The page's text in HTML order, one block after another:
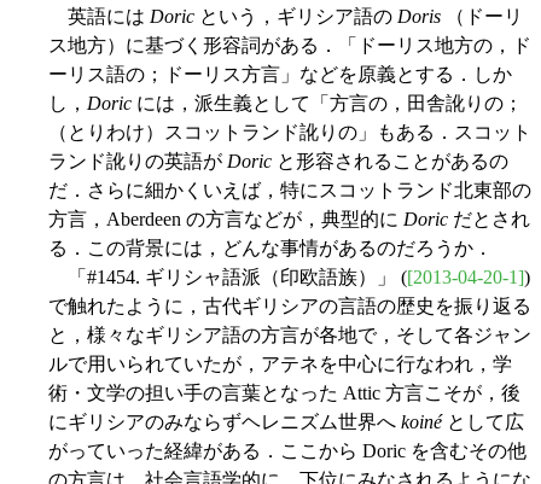
英語には Doric という，ギリシア語の Doris （ドーリ
ス地方）に基づく形容詞がある．「ドーリス地方の，ド
ーリス語の；ドーリス方言」などを原義とする．しか
し， Doric には，派生義として「方言の，田舎訛りの；
（とりわけ）スコットランド訛りの」もある．スコット
ランド訛りの英語が Doric と形容されることがあるの
だ．さらに細かくいえば，特にスコットランド北東部の
方言，Aberdeen の方言などが，典型的に Doric だとされ
る．この背景には，どんな事情があるのだろうか．
「#1454. ギリシャ語派（印欧語族）」 ([2013-04-20-1])
で触れたように，古代ギリシアの言語の歴史を振り返る
と，様々なギリシア語の方言が各地で，そして各ジャン
ルで用いられていたが，アテネを中心に行なわれ，学
術・文学の担い手の言葉となった Attic 方言こそが，後
にギリシアのみならずヘレニズム世界へ koinéとして広
がっていった経緯がある．ここから Doric を含むその他
の方言は，社会言語学的に，下位にみなされるようにな